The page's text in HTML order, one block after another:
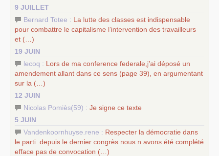
9 JUILLET
Bernard Totee : La lutte des classes est indispensable
pour combattre le capitalisme l’intervention des travailleurs
et (…)
19 JUIN
lecoq : Lors de ma conference federale,j’ai déposé un
amendement allant dans ce sens (page 39), en argumentant
sur la (…)
12 JUIN
Nicolas Pomiès(59) : Je signe ce texte
5 JUIN
Vandenkoornhuyse.rene : Respecter la démocratie dans
le parti .depuis le dernier congrès nous n avons été complété
efface pas de convocation (…)